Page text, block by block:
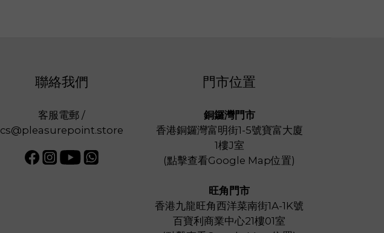
聯絡我們
客服電郵 /
cs@pleasurepoint.store
門市位置
銅鑼灣門市
香港銅鑼灣富明街1-5號寶富大廈
1樓J室
(點擊查看Google Map位置)
旺角門市
香港九龍旺角西洋菜南街1A-1K號
百寶利商業中心21樓01室